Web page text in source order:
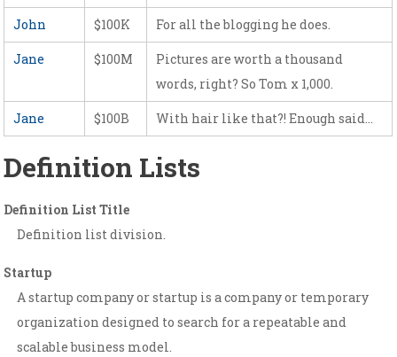
John $100K For all the blogging he does.
Jane $100M
Pictures are worth a thousand
words, right? So Tom x 1,000.
Jane $100B With hair like that?! Enough said…
Definition Lists
Definition List Title
Definition list division.
Startup
A startup company or startup is a company or temporary
organization designed to search for a repeatable and
scalable business model.